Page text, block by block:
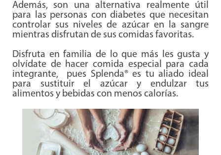
Además, son una alternativa realmente útil
para las personas con diabetes que necesitan
controlar sus niveles de azúcar en la sangre
mientras disfrutan de sus comidas favoritas.
Disfruta en familia de lo que más les gusta y
olvídate de hacer comida especial para cada
integrante, pues Splenda® es tu aliado ideal
para sustituir el azúcar y endulzar tus
alimentos y bebidas con menos calorías.